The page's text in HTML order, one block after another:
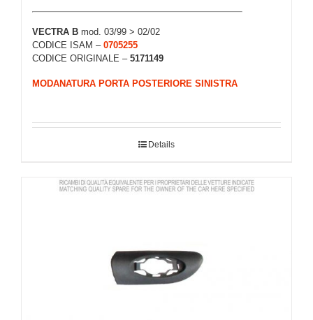
VECTRA B mod. 03/99 > 02/02
CODICE ISAM – 0705255
CODICE ORIGINALE – 5171149
MODANATURA PORTA POSTERIORE SINISTRA
Details